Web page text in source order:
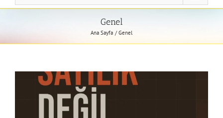
Genel
Ana Sayfa Genel